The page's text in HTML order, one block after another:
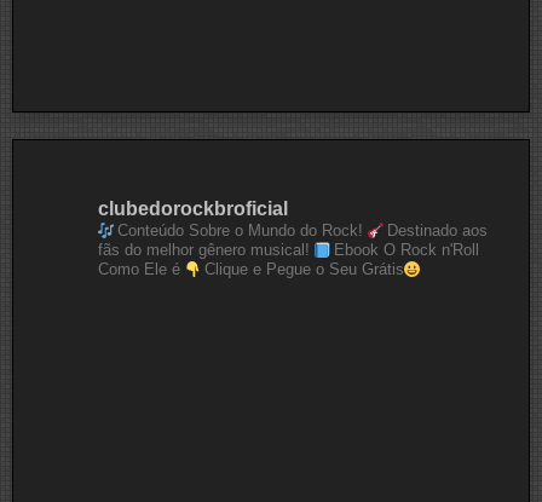
clubedorockbroficial
Conteúdo Sobre o Mundo do Rock!
Destinado aos
fãs do melhor gênero musical!
Ebook O Rock n'Roll
Como Ele é
Clique e Pegue o Seu Grátis